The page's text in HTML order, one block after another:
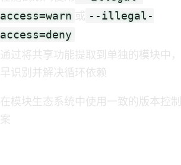
access=warn 或 --illegal-
access=deny
通过将共享功能提取到单独的模块中
早识别并解决循环依赖
在模块生态系统中使用一致的版本控
案